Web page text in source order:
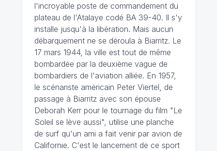
l'incroyable poste de commandement du
plateau de l'Atalaye codé BA 39-40. Il s'y
installe jusqu'à la libération. Mais aucun
débarquement ne se déroula à Biarritz. Le
17 mars 1944, la ville est tout de même
bombardée par la deuxième vague de
bombardiers de l'aviation alliée. En 1957,
le scénariste américain Peter Viertel, de
passage à Biarritz avec son épouse
Deborah Kerr pour le tournage du film "Le
Soleil se lève aussi", utilise une planche
de surf qu'un ami a fait venir par avion de
Californie. C'est le lancement de ce sport